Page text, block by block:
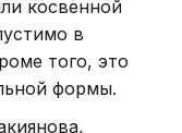
косвенной
в
того, это
формы.